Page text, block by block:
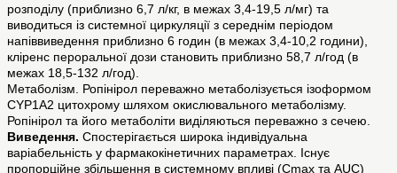
розподілу (приблизно 6,7 л/кг, в межах 3,4-19,5 л/мг) та
виводиться із системної циркуляції з середнім періодом
напіввиведення приблизно 6 годин (в межах 3,4-10,2 години),
кліренс пероральної дози становить приблизно 58,7 л/год (в
межах 18,5-132 л/год).
Метаболізм. Ропінірол переважно метаболізується ізоформом
CYP1A2 цитохрому шляхом окислювального метаболізму.
Ропінірол та його метаболіти виділяються переважно з сечею.
Виведення. Спостерігається широка індивідуальна
варіабельність у фармакокінетичних параметрах. Існує
пропорційне збільшення в системному впливі (Cmax та AUC)